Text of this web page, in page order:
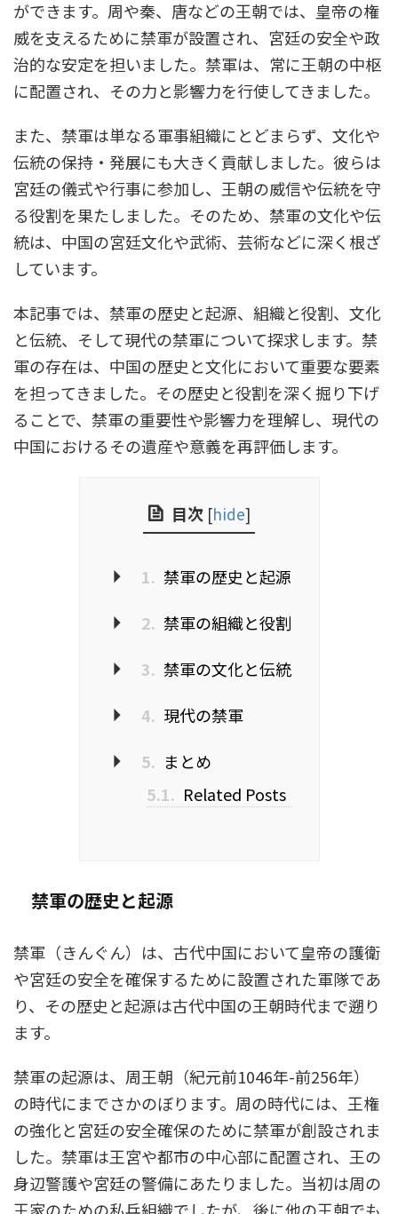
ができます。周や秦、唐などの王朝では、皇帝の権
威を支えるために禁軍が設置され、宮廷の安全や政
治的な安定を担いました。禁軍は、常に王朝の中枢
に配置され、その力と影響力を行使してきました。
また、禁軍は単なる軍事組織にとどまらず、文化や
伝統の保持・発展にも大きく貢献しました。彼らは
宮廷の儀式や行事に参加し、王朝の威信や伝統を守
る役割を果たしました。そのため、禁軍の文化や伝
統は、中国の宮廷文化や武術、芸術などに深く根ざ
しています。
本記事では、禁軍の歴史と起源、組織と役割、文化
と伝統、そして現代の禁軍について探求します。禁
軍の存在は、中国の歴史と文化において重要な要素
を担ってきました。その歴史と役割を深く掘り下げ
ることで、禁軍の重要性や影響力を理解し、現代の
中国におけるその遺産や意義を再評価します。
目次 [hide]
1. 禁軍の歴史と起源
2. 禁軍の組織と役割
3. 禁軍の文化と伝統
4. 現代の禁軍
5. まとめ
5.1. Related Posts
禁軍の歴史と起源
禁軍（きんぐん）は、古代中国において皇帝の護衛
や宮廷の安全を確保するために設置された軍隊であ
り、その歴史と起源は古代中国の王朝時代まで遡り
ます。
禁軍の起源は、周王朝（紀元前1046年-前256年）
の時代にまでさかのぼります。周の時代には、王権
の強化と宮廷の安全確保のために禁軍が創設されま
した。禁軍は王宮や都市の中心部に配置され、王の
身辺警護や宮廷の警備にあたりました。当初は周の